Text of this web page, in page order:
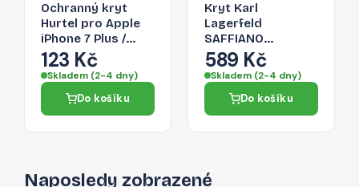
Ochranný kryt
Hurtel pro Apple
iPhone 7 Plus /
iPhone 8 Plus
123 Kč
Skladem (2-4 dny)
Do košíku
Kryt Karl
Lagerfeld
SAFFIANO
KARL&CHOUPETTE
pro iPhone 7 Plus /
iPhone 8 Plus -
černá
589 Kč
Skladem (2-4 dny)
Do košíku
Naposledy zobrazené